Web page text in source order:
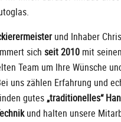
und Inhaber
sich seit 2010 mit
Team um Ihre Wünsche
uns zählen Erfahrung und
gutes „traditionelles“
und halten unsere